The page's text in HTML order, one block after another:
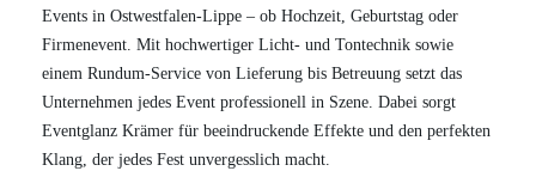
Events in Ostwestfalen-Lippe – ob Hochzeit, Geburtstag oder
Firmenevent. Mit hochwertiger Licht- und Tontechnik sowie
einem Rundum-Service von Lieferung bis Betreuung setzt das
Unternehmen jedes Event professionell in Szene. Dabei sorgt
Eventglanz Krämer für beeindruckende Effekte und den perfekten
Klang, der jedes Fest unvergesslich macht.